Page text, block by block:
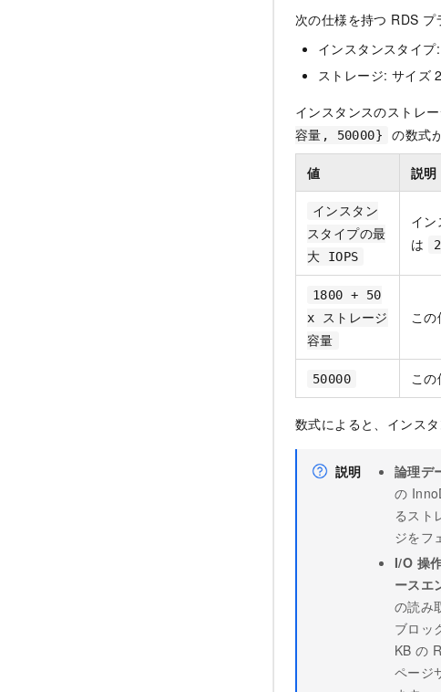
次の仕様を持つ RDS
インスタンスタイプ:
ストレージ: サイズ
インスタンスのストレー
容量, 50000}
の数式
値 説明
インスタン
スタイプの最
大 IOPS
イン
は
1800 + 50
x ストレージ
容量
こ
50000 こ
数式によると、インス
説明 論理デ
の
るスト
ジをフ
I/O 操
ースエ
の読み
ブロッ
KB の
ページ